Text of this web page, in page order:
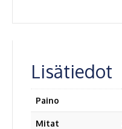
Lisätiedot
Paino
Mitat